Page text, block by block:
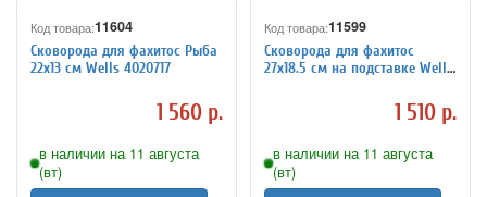
Код товара:11604
Сковорода для фахитос Рыба
22x13 см Wells 4020717
1 560 р.
в наличии на 11 августа
(вт)
Код товара:11599
Сковорода для фахитос
27x18.5 см на подставке Wells
1 510 р.
в наличии на 11 августа
(вт)